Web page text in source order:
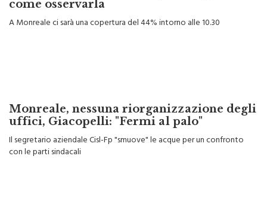
Eclissi del 20 marzo 2015, i consigli su
come osservarla
Monreale, nessuna riorganizzazione degli
uffici, Giacopelli: "Fermi al palo"
Il segretario aziendale Cisl-Fp "smuove" le acque per un confronto